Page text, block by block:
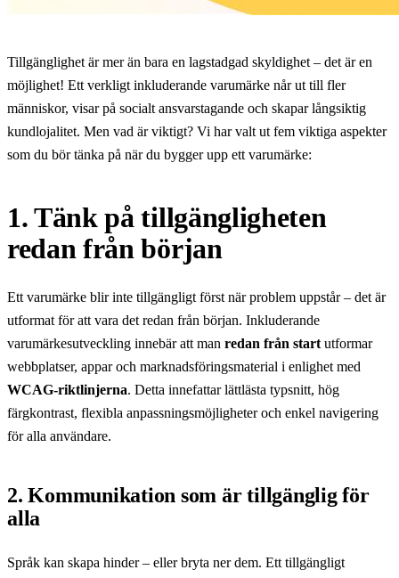
Tillgänglighet är mer än bara en lagstadgad skyldighet – det är en
möjlighet! Ett verkligt inkluderande varumärke når ut till fler
människor, visar på socialt ansvarstagande och skapar långsiktig
kundlojalitet. Men vad är viktigt? Vi har valt ut fem viktiga aspekter
som du bör tänka på när du bygger upp ett varumärke:
1. Tänk på tillgängligheten
redan från början
Ett varumärke blir inte tillgängligt först när problem uppstår – det är
utformat för att vara det redan från början. Inkluderande
varumärkesutveckling innebär att man redan från start utformar
webbplatser, appar och marknadsföringsmaterial i enlighet med
WCAG-riktlinjerna. Detta innefattar lättlästa typsnitt, hög
färgkontrast, flexibla anpassningsmöjligheter och enkel navigering
för alla användare.
2. Kommunikation som är tillgänglig för
alla
Språk kan skapa hinder – eller bryta ner dem. Ett tillgängligt